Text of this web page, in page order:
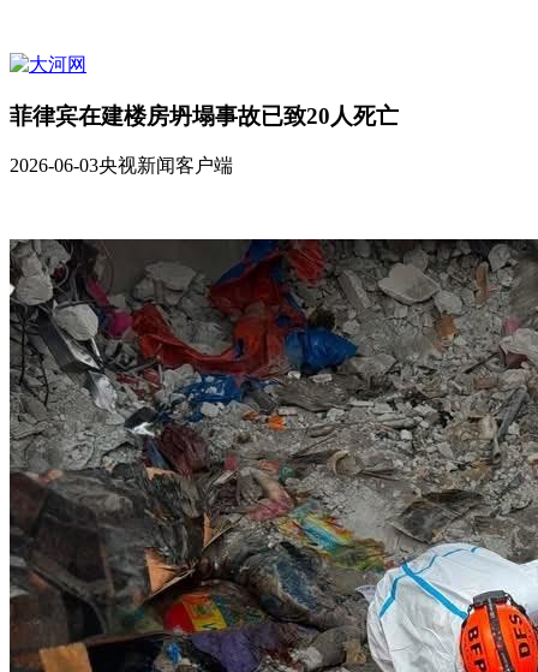
菲律宾在建楼房坍塌事故已致20人死亡
2026-06-03央视新闻客户端